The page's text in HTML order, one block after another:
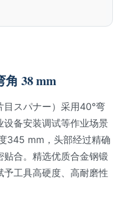
角 38 mm
スパナー）采用40°弯
备安装调试等作业场景
345 mm，头部经过精确
合。精选优质合金钢锻
工具高硬度、高耐磨性